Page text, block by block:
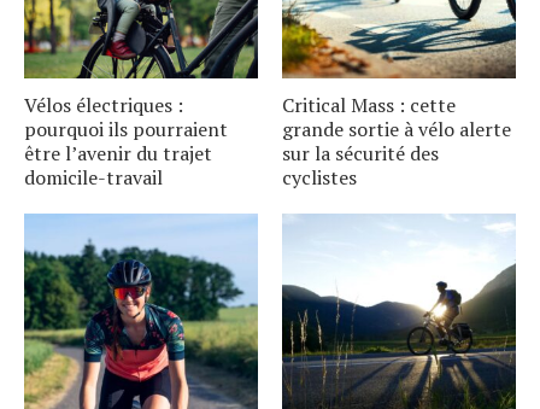
Vélos électriques :
pourquoi ils pourraient
être l’avenir du trajet
domicile-travail
Critical Mass : cette
grande sortie à vélo alerte
sur la sécurité des
cyclistes